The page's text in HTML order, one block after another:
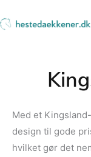
til
Med et
design til gode
hvilket gør det